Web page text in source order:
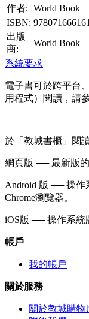
作者: World Book
ISBN:
出版
商:
World Book
系統要求
電子書可於跨平台
用程式）閱讀，請
於「教城書櫃」閱
網頁版 ── 最新版的
Android 版 ── 操作
Chrome瀏覽器。
iOS版 ── 操作系統
帳戶
我的帳戶
關於服務
關於教城購物